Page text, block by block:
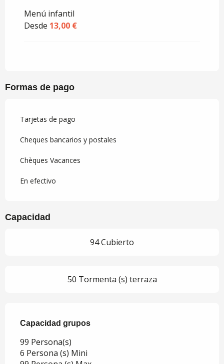
Menú infantil
Desde 13,00 €
Formas de pago
Tarjetas de pago
Cheques bancarios y postales
Chèques Vacances
En efectivo
Capacidad
94 Cubierto
50 Tormenta (s) terraza
Capacidad grupos
Capacidad grupos
99 Persona(s)
6 Persona (s) Mini